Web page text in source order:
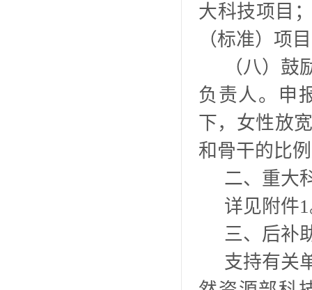
大科技项目
（标准）项
（八）
负责人。申
下，女性放
和骨干的比
二、重大
详见附件
三、后补
支持有关